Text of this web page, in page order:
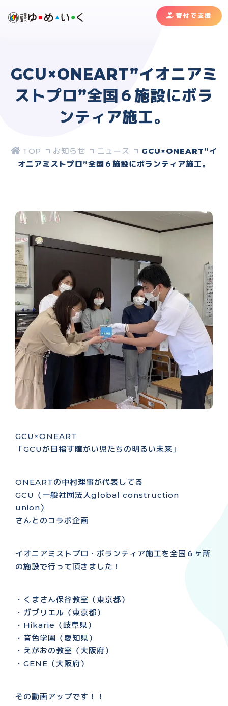
寄付で支援
GCU×ONEART”イオニアミ
ストプロ”全国６施設にボラ
ンティア施工。
お知らせ ニュース
GCU×ONEART”イ
オニアミストプロ”全国６施設にボランティア施工。
GCU×ONEART
「GCUが目指す障がい児たちの明るい未来」
ONEARTの中村理事が代表してる
GCU（一般社団法人global construction
union）
さんとのコラボ企画
イオニアミストプロ・ボランティア施工を全国６ヶ所
の施設で行って頂きました！
・くまさん保谷教室（東京都）
・ガブリエル（東京都）
・Hikarie（岐阜県）
・音色学園（愛知県）
・えがおの教室（大阪府）
・GENE（大阪府）
その動画アップです！！